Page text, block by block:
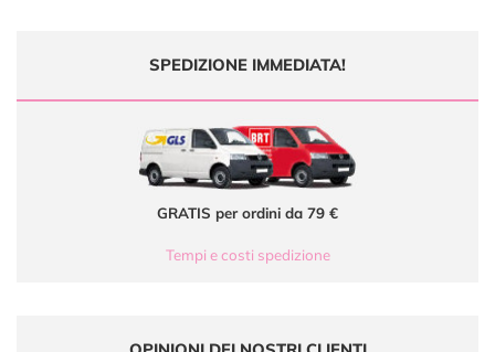
SPEDIZIONE IMMEDIATA!
GRATIS per ordini da 79 €
Tempi e costi spedizione